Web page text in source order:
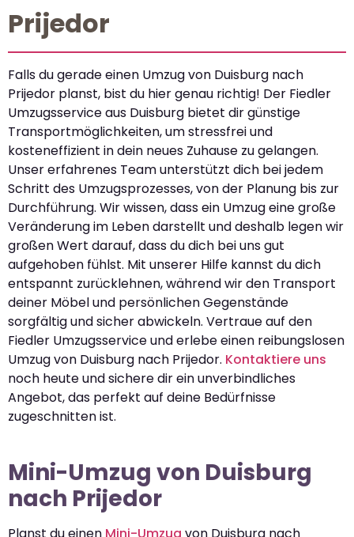
Prijedor
Falls du gerade einen Umzug von Duisburg nach
Prijedor planst, bist du hier genau richtig! Der Fiedler
Umzugsservice aus Duisburg bietet dir günstige
Transportmöglichkeiten, um stressfrei und
kosteneffizient in dein neues Zuhause zu gelangen.
Unser erfahrenes Team unterstützt dich bei jedem
Schritt des Umzugsprozesses, von der Planung bis zur
Durchführung. Wir wissen, dass ein Umzug eine große
Veränderung im Leben darstellt und deshalb legen wir
großen Wert darauf, dass du dich bei uns gut
aufgehoben fühlst. Mit unserer Hilfe kannst du dich
entspannt zurücklehnen, während wir den Transport
deiner Möbel und persönlichen Gegenstände
sorgfältig und sicher abwickeln. Vertraue auf den
Fiedler Umzugsservice und erlebe einen reibungslosen
Umzug von Duisburg nach Prijedor. Kontaktiere uns
noch heute und sichere dir ein unverbindliches
Angebot, das perfekt auf deine Bedürfnisse
zugeschnitten ist.
Mini-Umzug von Duisburg
nach Prijedor